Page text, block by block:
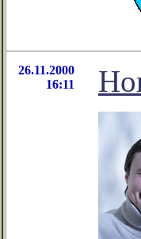
26.11.2000
16:11